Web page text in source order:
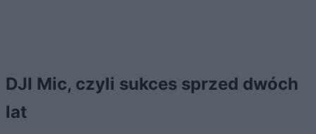
DJI Mic, czyli sukces sprzed dwóch
lat